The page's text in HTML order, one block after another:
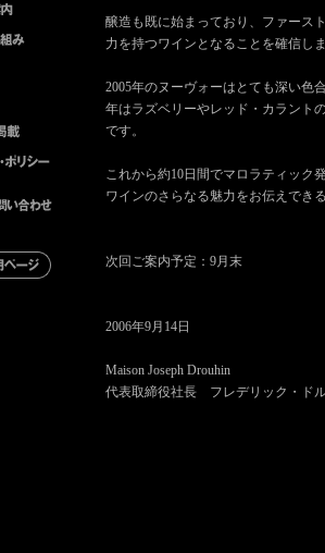
醸造も既に始まっており、ファース
力を持つワインとなることを確信しま
2005年のヌーヴォーはとても深い色
年はラズベリーやレッド・カラント
です。
これから約10日間でマロラティック
ワインのさらなる魅力をお伝えでき
次回ご案内予定：9月末
2006年9月14日
Maison Joseph Drouhin
代表取締役社長 フレデリック・ド